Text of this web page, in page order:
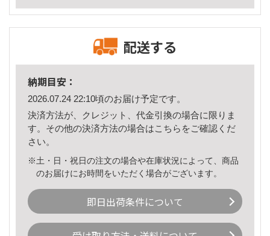
配送する
納期目安：
2026.07.24 22:10頃のお届け予定です。
決済方法が、クレジット、代金引換の場合に限りま
す。その他の決済方法の場合はこちら をご確認くだ
さい。
※土・日・祝日の注文の場合や在庫状況によって、商品
のお届けにお時間をいただく場合がございます。
即日出荷条件について